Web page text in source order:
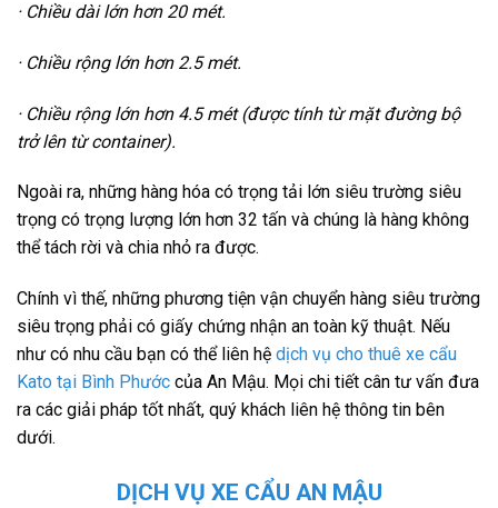
· Chiều dài lớn hơn 20 mét.
· Chiều rộng lớn hơn 2.5 mét.
· Chiều rộng lớn hơn 4.5 mét (được tính từ mặt đường bộ
trở lên từ container).
Ngoài ra, những hàng hóa có trọng tải lớn siêu trường siêu
trọng có trọng lượng lớn hơn 32 tấn và chúng là hàng không
thể tách rời và chia nhỏ ra được.
Chính vì thế, những phương tiện vận chuyển hàng siêu trường
siêu trọng phải có giấy chứng nhận an toàn kỹ thuật. Nếu
như có nhu cầu bạn có thể liên hệ dịch vụ cho thuê xe cẩu
Kato tại Bình Phước của An Mậu. Mọi chi tiết cân tư vấn đưa
ra các giải pháp tốt nhất, quý khách liên hệ thông tin bên
dưới.
DỊCH VỤ XE CẨU AN MẬU